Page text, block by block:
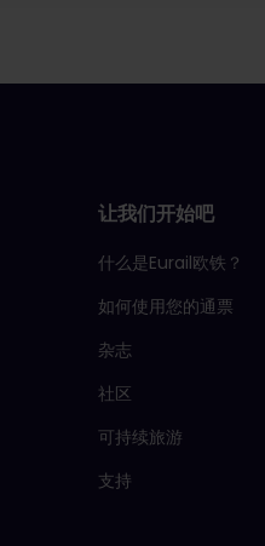
让我们开始吧
什么是Eurail欧铁？
如何使用您的通票
杂志
社区
可持续旅游
支持